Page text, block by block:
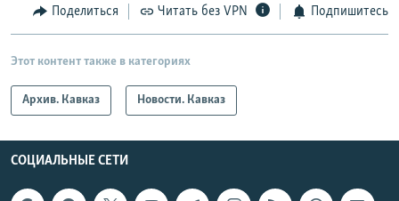
Поделиться Читать без VPN Подпишитесь
Этот контент также в категориях
Архив. Кавказ Новости. Кавказ
СОЦИАЛЬНЫЕ СЕТИ